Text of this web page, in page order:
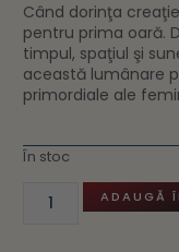
Când dorinţa
pentru prima oară.
timpul, spaţiul şi
această lumânare
primordiale ale
În stoc
ADAUGĂ